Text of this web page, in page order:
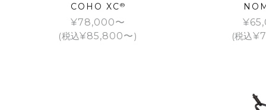
COHO XC®
¥78,000
(税込¥85,800 )
¥
(税込¥